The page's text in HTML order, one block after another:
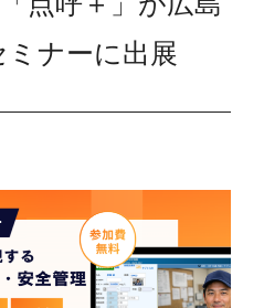
ナーに出展